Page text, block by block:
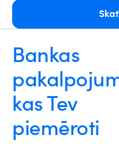
Bankas
kas Tev
piemēroti